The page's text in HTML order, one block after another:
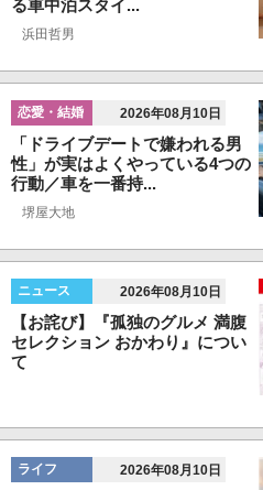
る車中泊スタイ...
浜田哲男
恋愛・結婚 2026年08月10日
「ドライブデートで嫌われる男
性」が実はよくやっている4つの
行動／車を一番持...
堺屋大地
ニュース 2026年08月10日
【お詫び】『孤独のグルメ 満腹
セレクション おかわり』につい
て
ライフ 2026年08月10日